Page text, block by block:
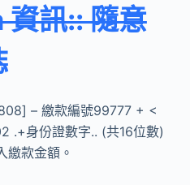
訊:: 隨意
– 繳款編號99777 + <
.+身份證數字.. (共16位數)
繳款金額。